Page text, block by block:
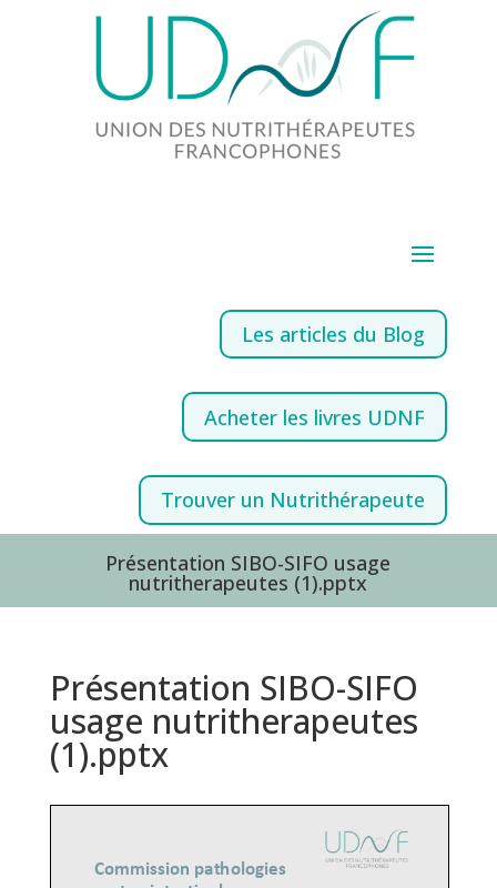
Les articles du Blog
Acheter les livres UDNF
Trouver un Nutrithérapeute
Présentation SIBO-SIFO usage
nutritherapeutes (1).pptx
Présentation SIBO-SIFO
usage nutritherapeutes
(1).pptx